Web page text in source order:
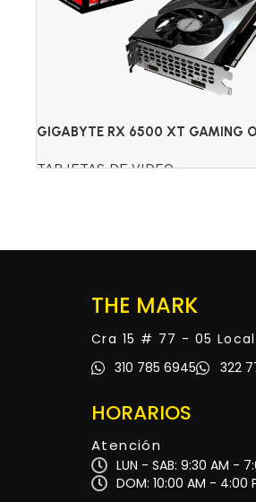
GIGABYTE RX 6500 XT GAMING
TARJETAS DE VIDEO
THE MARK
Cra 15 # 77 - 05
310 785 6945
322
HORARIOS
Atención
LUN - SAB: 9:30 AM -
DOM: 10:00 AM - 4:00